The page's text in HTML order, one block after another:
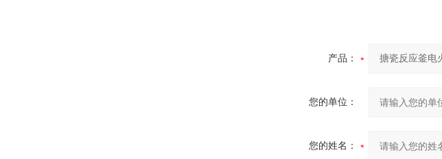
产品：
您的单位：
您的姓名：